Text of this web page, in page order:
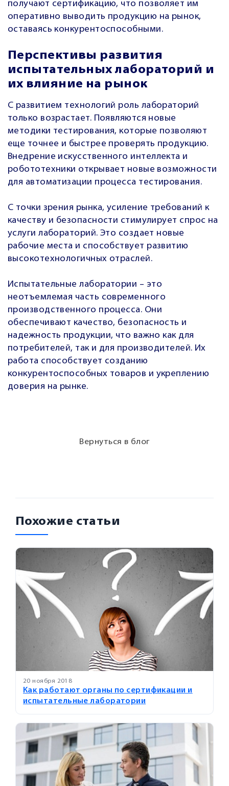
получают сертификацию, что позволяет им
оперативно выводить продукцию на рынок,
оставаясь конкурентоспособными.
Перспективы развития
испытательных лабораторий и
их влияние на рынок
С развитием технологий роль лабораторий
только возрастает. Появляются новые
методики тестирования, которые позволяют
еще точнее и быстрее проверять продукцию.
Внедрение искусственного интеллекта и
робототехники открывает новые возможности
для автоматизации процесса тестирования.
С точки зрения рынка, усиление требований к
качеству и безопасности стимулирует спрос на
услуги лабораторий. Это создает новые
рабочие места и способствует развитию
высокотехнологичных отраслей.
Испытательные лаборатории – это
неотъемлемая часть современного
производственного процесса. Они
обеспечивают качество, безопасность и
надежность продукции, что важно как для
потребителей, так и для производителей. Их
работа способствует созданию
конкурентоспособных товаров и укреплению
доверия на рынке.
Вернуться в блог
Похожие статьи
20 ноября 2018
Как работают органы по сертификации и
испытательные лаборатории